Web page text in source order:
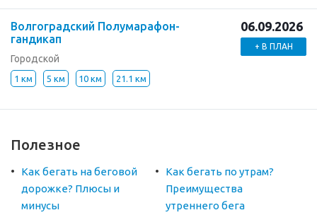
Волгоградский Полумарафон-
гандикап
Городской
1 км 5 км 10 км 21.1 км
06.09.2026
+ В ПЛАН
Полезное
Как бегать на беговой
дорожке? Плюсы и
минусы
Как бегать по утрам?
Преимущества
утреннего бега